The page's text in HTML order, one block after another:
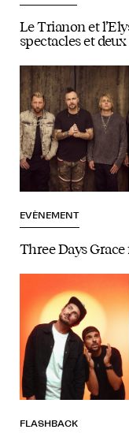
Le Trianon et
spectacles et
EVÈNEMENT
Three Days
FLASHBACK